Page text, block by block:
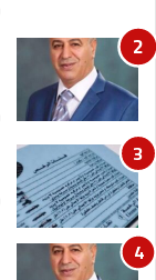
ل
ج
ة
ا
ل
و
ط
ن
ي
ة